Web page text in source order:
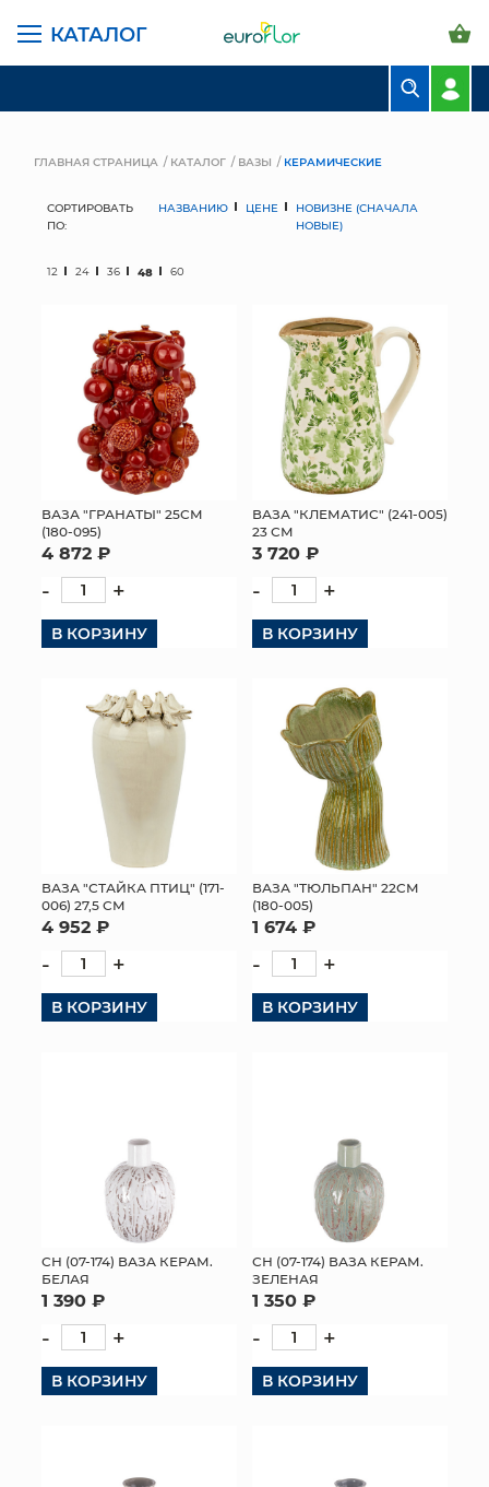
КАТАЛОГ
ГОРШКИ И КАШПО
ГРУНТЫ И УДОБРЕНИЯ
ПРЕДМЕТЫ ИНТЕРЬЕРА
МЯГКИЕ ИГРУШКИ
КОРЗИНЫ
ЯЩИКИ
ИСКУССТВЕННЫЕ ЦВЕТЫ
ПАКЕТЫ И СУМКИ
ПОДАРОЧНЫЕ КАРТЫ
ОПТОВЫМ КЛИЕНТАМ
ДОСТАВКА И ОПЛАТА
КОНТАКТЫ
ГЛАВНАЯ СТРАНИЦА КАТАЛОГ ВАЗЫ КЕРАМИЧЕСКИЕ
СОРТИРОВАТЬ
ПО:
НАЗВАНИЮ ЦЕНЕ
НОВИЗНЕ (СНАЧАЛА
НОВЫЕ)
12 24 36 48 60
ВАЗА "ГРАНАТЫ" 25СМ
(180-095)
4 872 ₽
- +
В КОРЗИНУ
ВАЗА "КЛЕМАТИС" (241-005)
23 СМ
3 720 ₽
- +
В КОРЗИНУ
ВАЗА "СТАЙКА ПТИЦ" (171-
006) 27,5 СМ
4 952 ₽
- +
В КОРЗИНУ
ВАЗА "ТЮЛЬПАН" 22СМ
(180-005)
1 674 ₽
- +
В КОРЗИНУ
СН (07-174) ВАЗА КЕРАМ.
БЕЛАЯ
1 390 ₽
- +
В КОРЗИНУ
СН (07-174) ВАЗА КЕРАМ.
ЗЕЛЕНАЯ
1 350 ₽
- +
В КОРЗИНУ